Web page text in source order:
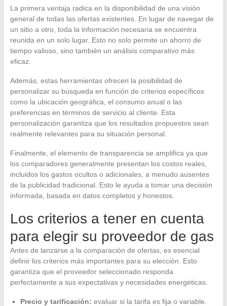
La primera ventaja radica en la disponibilidad de una visión
general de todas las ofertas existentes. En lugar de navegar de
un sitio a otro, toda la información necesaria se encuentra
reunida en un solo lugar. Esto no solo permite un ahorro de
tiempo valioso, sino también un análisis comparativo más
eficaz.
Además, estas herramientas ofrecen la posibilidad de
personalizar su búsqueda en función de criterios específicos
como la ubicación geográfica, el consumo anual o las
preferencias en términos de servicio al cliente. Esta
personalización garantiza que los resultados propuestos sean
realmente relevantes para su situación personal.
Finalmente, el elemento de transparencia se amplifica ya que
los comparadores generalmente presentan los costos reales,
incluidos los gastos ocultos o adicionales, a menudo ausentes
de la publicidad tradicional. Esto le ayuda a tomar una decisión
informada, basada en datos completos y honestos.
Los criterios a tener en cuenta
para elegir su proveedor de gas
Antes de lanzarse a la comparación de ofertas, es esencial
definir los criterios más importantes para su elección. Esto
garantiza que el proveedor seleccionado responda
perfectamente a sus expectativas y necesidades energéticas.
Precio y tarificación: evaluar si la tarifa es fija o variable.